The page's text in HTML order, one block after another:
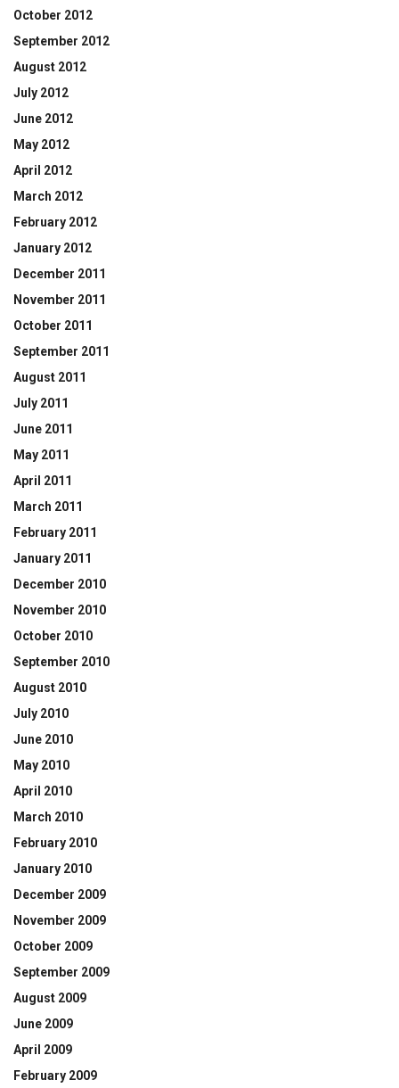
October 2012
September 2012
August 2012
July 2012
June 2012
May 2012
April 2012
March 2012
February 2012
January 2012
December 2011
November 2011
October 2011
September 2011
August 2011
July 2011
June 2011
May 2011
April 2011
March 2011
February 2011
January 2011
December 2010
November 2010
October 2010
September 2010
August 2010
July 2010
June 2010
May 2010
April 2010
March 2010
February 2010
January 2010
December 2009
November 2009
October 2009
September 2009
August 2009
June 2009
April 2009
February 2009